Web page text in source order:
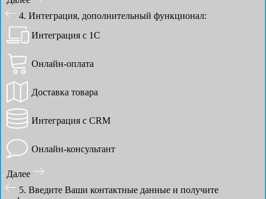
4. Интеграция, дополнительный функционал:
Интеграция с 1С
Онлайн-оплата
Доставка товара
Интеграция с CRM
Онлайн-консультант
Далее
5. Введите Ваши контактные данные и получите